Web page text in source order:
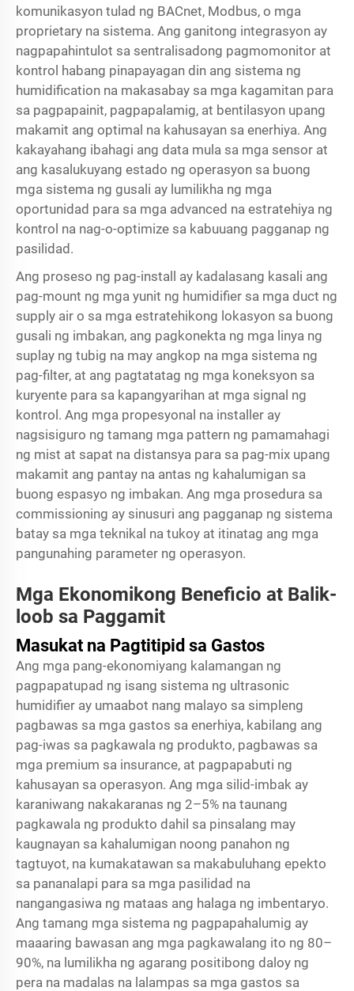
komunikasyon tulad ng BACnet, Modbus, o mga
proprietary na sistema. Ang ganitong integrasyon ay
nagpapahintulot sa sentralisadong pagmomonitor at
kontrol habang pinapayagan din ang sistema ng
humidification na makasabay sa mga kagamitan para
sa pagpapainit, pagpapalamig, at bentilasyon upang
makamit ang optimal na kahusayan sa enerhiya. Ang
kakayahang ibahagi ang data mula sa mga sensor at
ang kasalukuyang estado ng operasyon sa buong
mga sistema ng gusali ay lumilikha ng mga
oportunidad para sa mga advanced na estratehiya ng
kontrol na nag-o-optimize sa kabuuang pagganap ng
pasilidad.
Ang proseso ng pag-install ay kadalasang kasali ang
pag-mount ng mga yunit ng humidifier sa mga duct ng
supply air o sa mga estratehikong lokasyon sa buong
gusali ng imbakan, ang pagkonekta ng mga linya ng
suplay ng tubig na may angkop na mga sistema ng
pag-filter, at ang pagtatatag ng mga koneksyon sa
kuryente para sa kapangyarihan at mga signal ng
kontrol. Ang mga propesyonal na installer ay
nagsisiguro ng tamang mga pattern ng pamamahagi
ng mist at sapat na distansya para sa pag-mix upang
makamit ang pantay na antas ng kahalumigan sa
buong espasyo ng imbakan. Ang mga prosedura sa
commissioning ay sinusuri ang pagganap ng sistema
batay sa mga teknikal na tukoy at itinatag ang mga
pangunahing parameter ng operasyon.
Mga Ekonomikong Beneficio at Balik-
loob sa Paggamit
Masukat na Pagtitipid sa Gastos
Ang mga pang-ekonomiyang kalamangan ng
pagpapatupad ng isang sistema ng ultrasonic
humidifier ay umaabot nang malayo sa simpleng
pagbawas sa mga gastos sa enerhiya, kabilang ang
pag-iwas sa pagkawala ng produkto, pagbawas sa
mga premium sa insurance, at pagpapabuti ng
kahusayan sa operasyon. Ang mga silid-imbak ay
karaniwang nakakaranas ng 2–5% na taunang
pagkawala ng produkto dahil sa pinsalang may
kaugnayan sa kahalumigan noong panahon ng
tagtuyot, na kumakatawan sa makabuluhang epekto
sa pananalapi para sa mga pasilidad na
nangangasiwa ng mataas ang halaga ng imbentaryo.
Ang tamang mga sistema ng pagpapahalumig ay
maaaring bawasan ang mga pagkawalang ito ng 80–
90%, na lumilikha ng agarang positibong daloy ng
pera na madalas na lalampas sa mga gastos sa